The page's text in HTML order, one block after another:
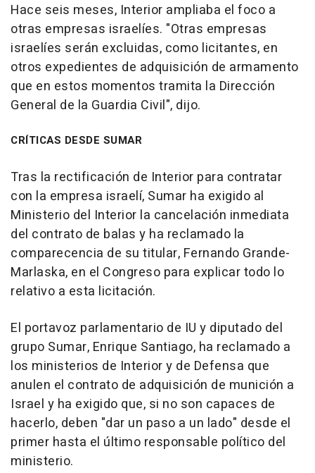
Hace seis meses, Interior ampliaba el foco a
otras empresas israelíes. "Otras empresas
israelíes serán excluidas, como licitantes, en
otros expedientes de adquisición de armamento
que en estos momentos tramita la Dirección
General de la Guardia Civil", dijo.
CRÍTICAS DESDE SUMAR
Tras la rectificación de Interior para contratar
con la empresa israelí, Sumar ha exigido al
Ministerio del Interior la cancelación inmediata
del contrato de balas y ha reclamado la
comparecencia de su titular, Fernando Grande-
Marlaska, en el Congreso para explicar todo lo
relativo a esta licitación.
El portavoz parlamentario de IU y diputado del
grupo Sumar, Enrique Santiago, ha reclamado a
los ministerios de Interior y de Defensa que
anulen el contrato de adquisición de munición a
Israel y ha exigido que, si no son capaces de
hacerlo, deben "dar un paso a un lado" desde el
primer hasta el último responsable político del
ministerio.